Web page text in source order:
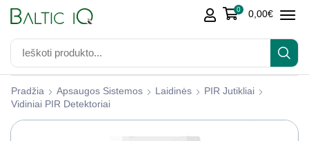
0 0,00€
Pradžia Apsaugos Sistemos Laidinės
PIR Jutikliai
Vidiniai PIR Detektoriai